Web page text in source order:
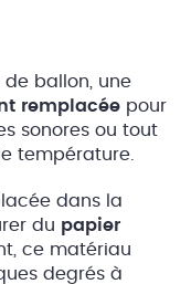
ballon, une
remplacée pour
sonores ou tout
température.
dans la
du papier
ce matériau
degrés à